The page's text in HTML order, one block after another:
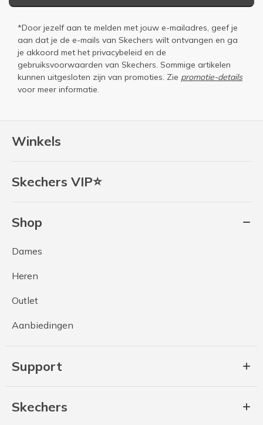
Winkels
Skechers VIP⭐
Shop
Dames
Heren
Outlet
Aanbiedingen
Support
Skechers
*Door jezelf aan te melden met jouw e-mailadres, geef je
aan dat je de e-mails van Skechers wilt ontvangen en ga
je akkoord met het privacybeleid en de
gebruiksvoorwaarden van Skechers. Sommige artikelen
kunnen uitgesloten zijn van promoties. Zie promotie-details
voor meer informatie.